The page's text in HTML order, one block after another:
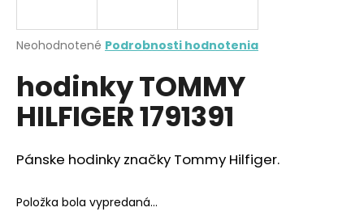
Priemerné
produktu
je
0,0
hviezdičiek.
Neohodnotené Podrobnosti hodnotenia
hodinky TOMMY
HILFIGER 1791391
Pánske hodinky značky Tommy Hilfiger.
Položka bola vypredaná…
j
ť
?